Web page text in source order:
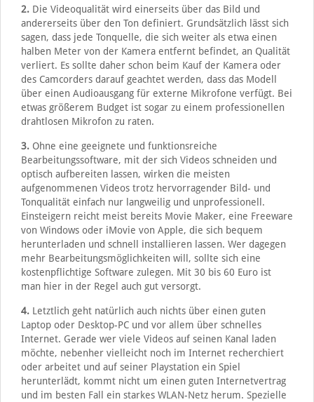
2.Die Videoqualität wird einerseits über das Bild und
andererseits über den Ton definiert. Grundsätzlich lässt sich
sagen, dass jede Tonquelle, die sich weiter als etwa einen
halben Meter von der Kamera entfernt befindet, an Qualität
verliert. Es sollte daher schon beim Kauf der Kamera oder
des Camcorders darauf geachtet werden, dass das Modell
über einen Audioausgang für externe Mikrofone verfügt. Bei
etwas größerem Budget ist sogar zu einem professionellen
drahtlosen Mikrofon zu raten.
3.Ohne eine geeignete und funktionsreiche
Bearbeitungssoftware, mit der sich Videos schneiden und
optisch aufbereiten lassen, wirken die meisten
aufgenommenen Videos trotz hervorragender Bild- und
Tonqualität einfach nur langweilig und unprofessionell.
Einsteigern reicht meist bereits Movie Maker, eine Freeware
von Windows oder iMovie von Apple, die sich bequem
herunterladen und schnell installieren lassen. Wer dagegen
mehr Bearbeitungsmöglichkeiten will, sollte sich eine
kostenpflichtige Software zulegen. Mit 30 bis 60 Euro ist
man hier in der Regel auch gut versorgt.
4.Letztlich geht natürlich auch nichts über einen guten
Laptop oder Desktop-PC und vor allem über schnelles
Internet. Gerade wer viele Videos auf seinen Kanal laden
möchte, nebenher vielleicht noch im Internet recherchiert
oder arbeitet und auf seiner Playstation ein Spiel
herunterlädt, kommt nicht um einen guten Internetvertrag
und im besten Fall ein starkes WLAN-Netz herum. Spezielle